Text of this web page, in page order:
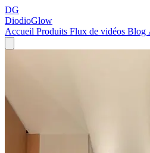
DG
DiodioGlow
Accueil Produits Flux de vidéos Blog